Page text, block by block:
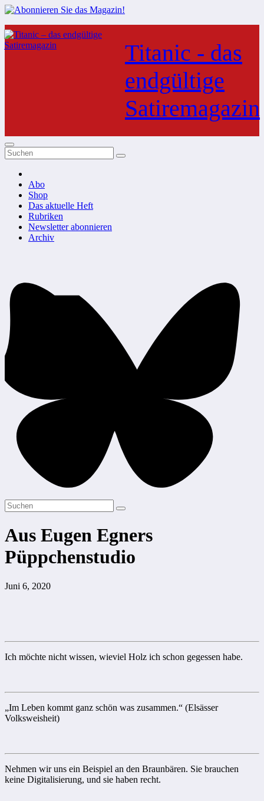
Zum
Inhalt
springen
Titanic - das
endgültige
Satiremagazin
Abo
Shop
Das aktuelle Heft
Rubriken
Newsletter abonnieren
Archiv
Aus Eugen Egners
Püppchenstudio
Juni 6, 2020
Ich möchte nicht wissen, wieviel Holz ich schon gegessen habe.
„Im Leben kommt ganz schön was zusammen.“ (Elsässer
Volksweisheit)
Nehmen wir uns ein Beispiel an den Braunbären. Sie brauchen
keine Digitalisierung, und sie haben recht.